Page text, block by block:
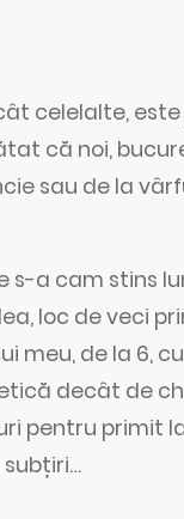
celelalte,
că noi,
sau de la
s-a cam stins
loc de veci
meu, de la 6,
decât de
pentru primit